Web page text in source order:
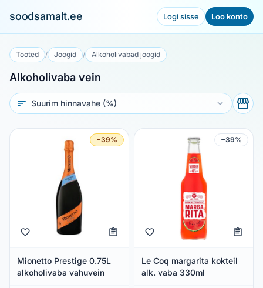
soodsamalt.ee Logi sisse Loo konto
Tooted / Joogid / Alkoholivabad joogid
Alkoholivaba vein
Sorteeri
−39%
Mionetto Prestige 0.75L
alkoholivaba vahuvein
−39%
Le Coq margarita kokteil
alk. vaba 330ml